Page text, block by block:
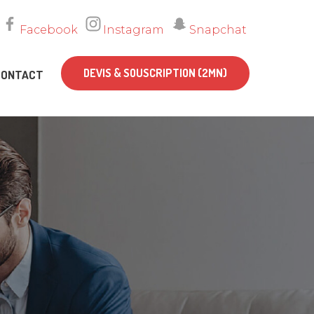
Facebook Instagram Snapchat
DEVIS & SOUSCRIPTION (2MN)